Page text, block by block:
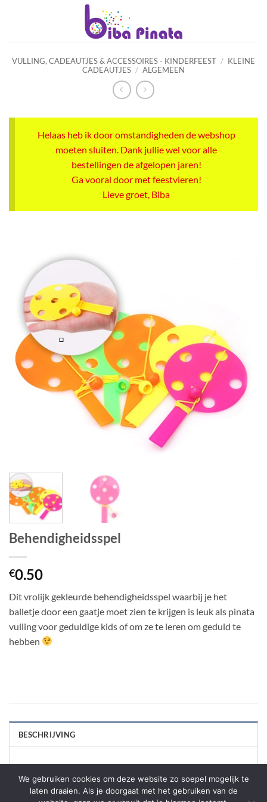
VULLING, CADEAUTJES & ACCESSOIRES - KINDERFEEST / KLEINE
CADEAUTJES / ALGEMEEN
Helaas heb ik door omstandigheden de webshop
moeten sluiten. Dank jullie wel voor alle
bestellingen de afgelopen jaren!
Ga vooral door met feestvieren!
Lieve groet, Biba
Behendigheidsspel
€0.50
Dit vrolijk gekleurde behendigheidsspel waarbij je het
balletje door een gaatje moet zien te krijgen is leuk als pinata
vulling voor geduldige kids of om ze te leren om geduld te
hebben
BESCHRIJVING
We gebruiken cookies om deze website zo soepel mogelijk te
laten draaien. Als je doorgaat met het gebruiken van de